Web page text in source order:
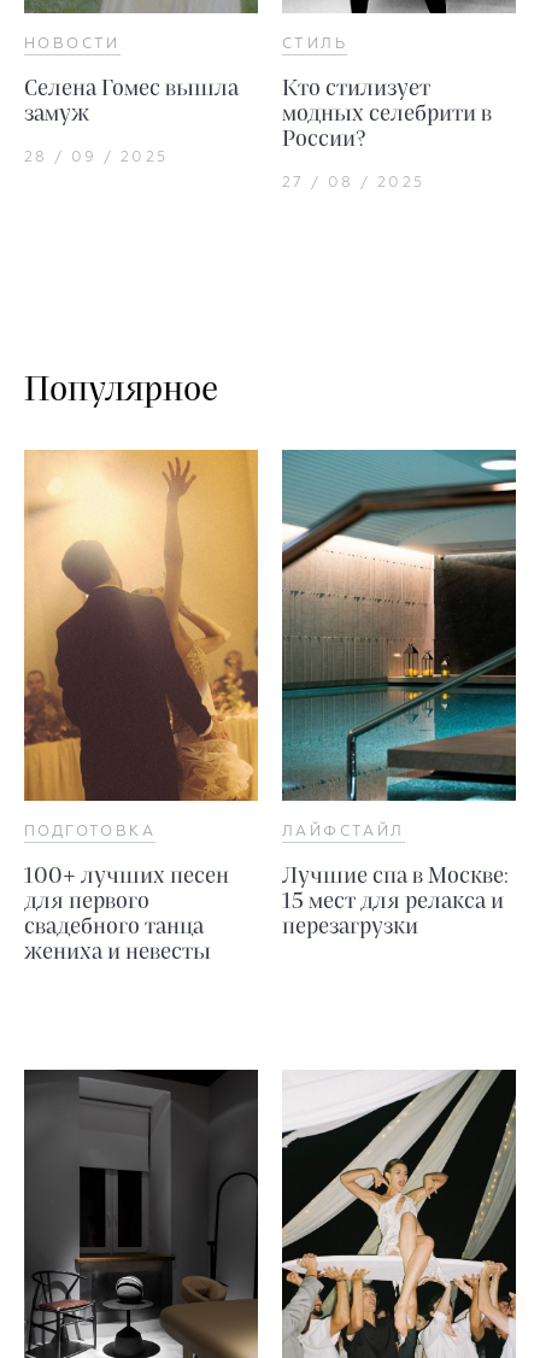
НОВОСТИ
Селена Гомес вышла
замуж
28 / 09 / 2025
СТИЛЬ
Кто стилизует
модных селебрити в
России?
27 / 08 / 2025
Популярное
ПОДГОТОВКА
100+ лучших песен
для первого
свадебного танца
жениха и невесты
ЛАЙФСТАЙЛ
Лучшие спа в Москве:
15 мест для релакса и
перезагрузки